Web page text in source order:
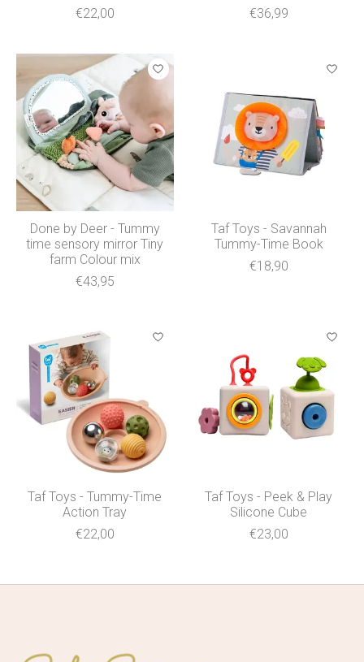
€22,00
€36,99
Done by Deer - Tummy
time sensory mirror Tiny
farm Colour mix
€43,95
Taf Toys - Savannah
Tummy-Time Book
€18,90
Taf Toys - Tummy-Time
Action Tray
€22,00
Taf Toys - Peek & Play
Silicone Cube
€23,00